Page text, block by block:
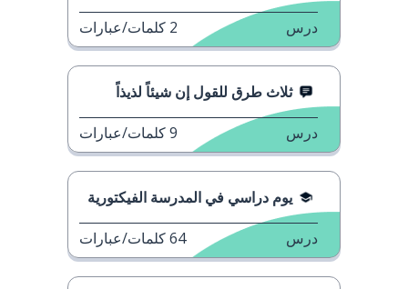
درس 2 كلمات/عبارات
ثلاث طرق للقول إن شيئاً لذيذاً
درس 9كلمات/عبارات
يوم دراسي في المدرسة الفيكتورية
درس 64كلمات/عبارات